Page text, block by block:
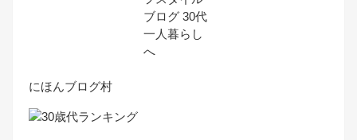
にほんブログ村